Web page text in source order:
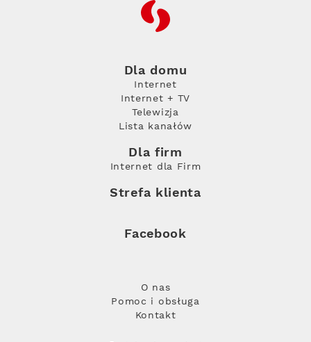
RFC
Dla domu
Internet
Internet + TV
Telewizja
Lista kanałów
Dla firm
Internet dla Firm
Strefa klienta
Facebook
O nas
Pomoc i obsługa
Kontakt